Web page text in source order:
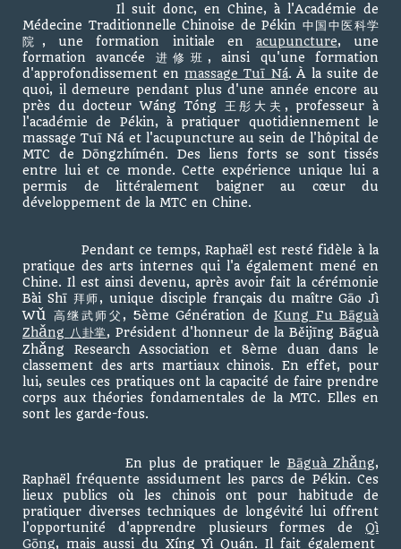
Il suit donc, en Chine, à l'Académie de
Médecine Traditionnelle Chinoise de Pékin 中国中医科学
院, une formation initiale en acupuncture, une
formation avancée 进修班, ainsi qu'une formation
d'approfondissement enmassage Tuī Ná. À la suite de
quoi, il demeure pendant plus d'une année encore au
près du docteur Wáng Tóng 王彤大夫, professeur à
l'académie de Pékin, à pratiquer quotidiennement le
massage Tuī Ná et l'acupuncture au sein de l'hôpital de
MTC de Dōngzhímén. Des liens forts se sont tissés
entre lui et ce monde. Cette expérience unique lui a
permis de littéralement baigner au cœur du
développement de la MTC en Chine.
Pendant ce temps, Raphaël est resté fidèle à la
pratique des arts internes qui l'a également mené en
Chine. Il est ainsi devenu, après avoir fait la cérémonie
Bài Shī 拜师, unique disciple français du maître Gāo Jì
Wǔ 高继武师父, 5ème Génération de Kung Fu Bāguà
Zhǎng 八卦掌, Président d'honneur de la Běijīng Bāguà
Zhǎng Research Association et 8ème duan dans le
classement des arts martiaux chinois. En effet, pour
lui, seules ces pratiques ont la capacité de faire prendre
corps aux théories fondamentales de la MTC. Elles en
sont les garde-fous.
En plus de pratiquer le Bāguà Zhǎng,
Raphaël fréquente assidument les parcs de Pékin. Ces
lieux publics où les chinois ont pour habitude de
pratiquer diverses techniques de longévité lui offrent
l'opportunité d'apprendre plusieurs formes de Qì
Gōng, mais aussi du Xíng Yì Quán. Il fait également